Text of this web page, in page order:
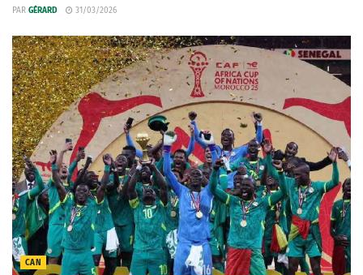
PAR GÉRARD 31/03/2026
CAN